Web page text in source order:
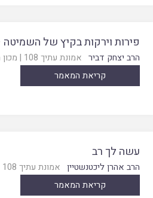
פירות וירקות בקיץ של
הרב יצחק דביר אמונת עתיך 108 |
קריאת המאמר
עשה לך רב
הרב אהרן ליכטנשטיין אמונת עתיך 108
קריאת המאמר